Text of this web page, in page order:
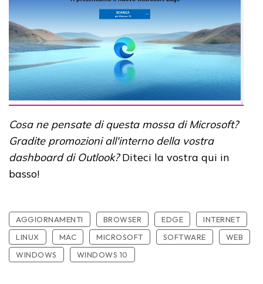
Cosa ne pensate di questa mossa di Microsoft?
Gradite promozioni all'interno della vostra
dashboard di Outlook?Diteci la vostra qui in
basso!
AGGIORNAMENTI BROWSER EDGE
INTERNET
LINUX
MAC MICROSOFT SOFTWARE
WEB
WINDOWS
WINDOWS 10